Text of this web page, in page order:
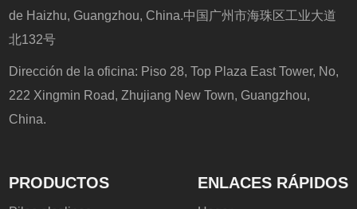
de Haizhu, Guangzhou, China.中国广州市海珠区工业大道
北132号
Dirección de la oficina: Piso 28, Top Plaza East Tower, No,
222 Xingmin Road, Zhujiang New Town, Guangzhou,
China.
PRODUCTOS ENLACES RÁPIDOS